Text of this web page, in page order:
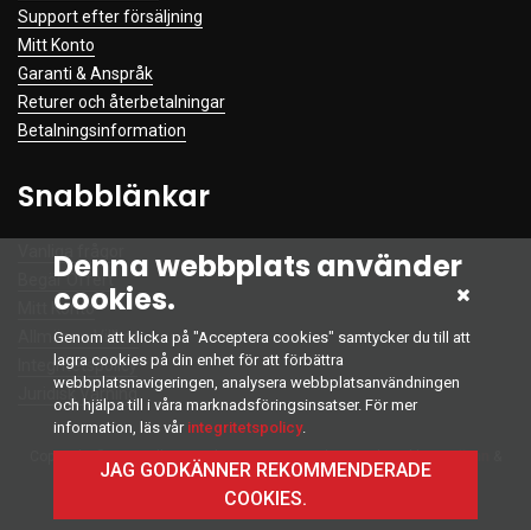
Support efter försäljning
Mitt Konto
Garanti & Anspråk
Returer och återbetalningar
Betalningsinformation
Snabblänkar
Vanliga frågor
Begär Offert
Mitt Konto
Allmänna Villkor
Integritetspolicy
Juridisk Varning
Copyright © 2022 Alla Rättigheter Reserverade. Developed by
Denna webbplats använder
cookies.
Genom att klicka på "Acceptera cookies" samtycker du till att
lagra cookies på din enhet för att förbättra
webbplatsnavigeringen, analysera webbplatsanvändningen
och hjälpa till i våra marknadsföringsinsatser. För mer
information, läs vår integritetspolicy.
JAG GODKÄNNER REKOMMENDERADE
COOKIES.